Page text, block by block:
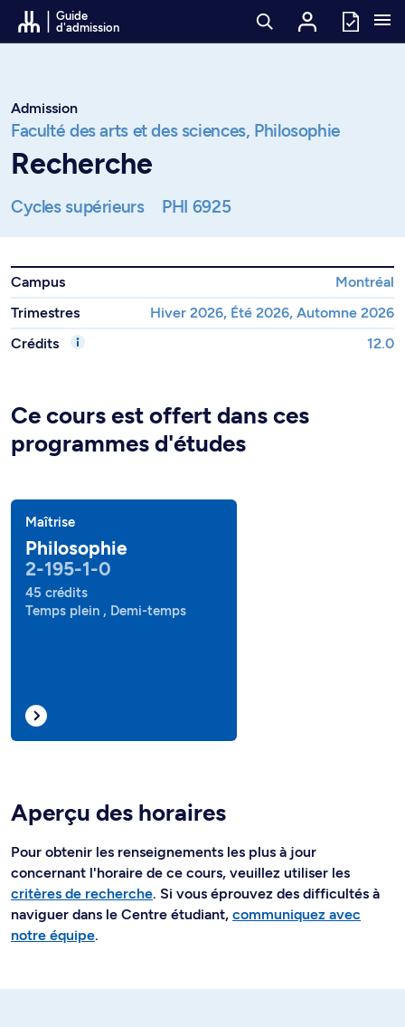
Passer au contenu
Guide
d'admission
Admission
Faculté des arts et des sciences, Philosophie
Recherche
Cycles supérieurs PHI 6925
Campus
Montréal
Trimestres
Hiver 2026, Été 2026, Automne 2026
Crédits
12.0
Ce cours est offert dans ces
programmes d'études
Maîtrise
Philosophie
2-195-1-0
45 crédits
Temps plein , Demi-temps
Aperçu des horaires
Pour obtenir les renseignements les plus à jour
concernant l'horaire de ce cours, veuillez utiliser les
critères de recherche. Si vous éprouvez des difficultés à
naviguer dans le Centre étudiant, communiquez avec
notre équipe.